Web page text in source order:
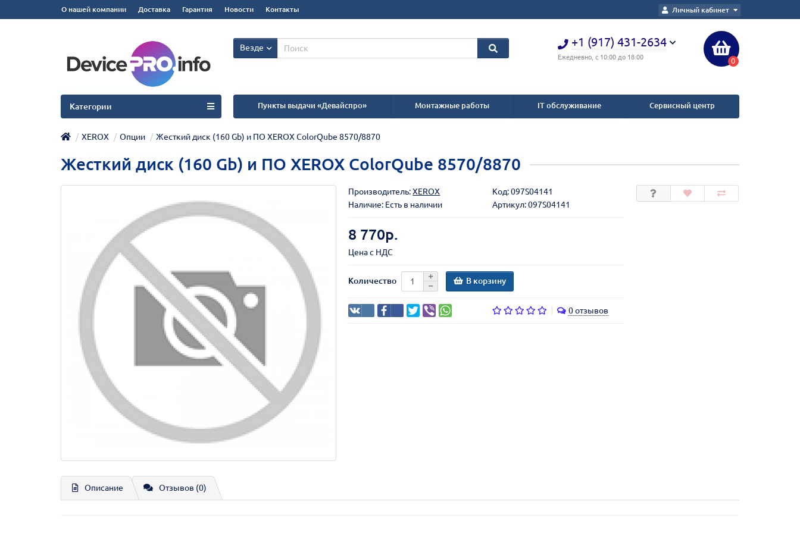
Личный кабинет
О нашей компании Доставка Гарантия Новости Контакты
+1 (917) 431-2634
Ежедневно, с 10:00 до 18:00 0
Везде
Пункты выдачи «Девайспро» Монтажные работы IT обслуживание Сервисный центр
Категории
XEROX Опции Жесткий диск (160 Gb) и ПО XEROX ColorQube 8570/8870
Жесткий диск (160 Gb) и ПО XEROX ColorQube 8570/8870
Производитель:XEROX Код:097S04141
Наличие: Есть в наличии
Артикул: 097S04141
8 770р.
Цена с НДС
Количество В корзину
0 отзывов
Описание Отзывов (0)